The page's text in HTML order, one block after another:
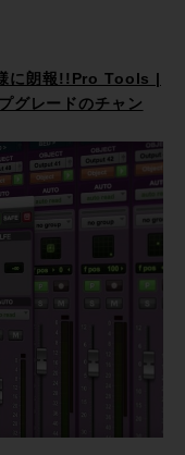
に朗報!!Pro Tools |
グレードのチャン